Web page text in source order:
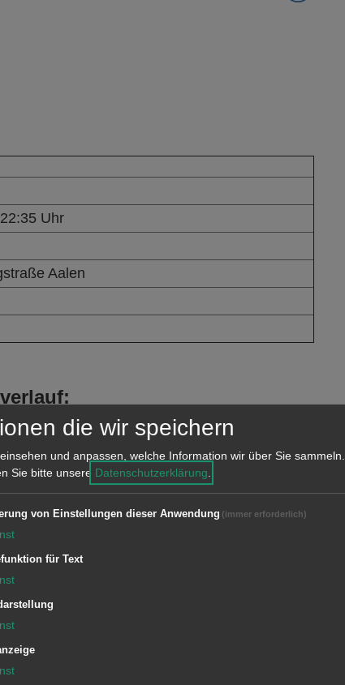
Uhr
Aalen
Funken aus dem Kamin,
die Feuerwehr gerufen. Bei der
mehr festgestellt werden. Das
der Feuerwehr erforderlich.
die wir speichern
und anpassen, welche Information wir über Sie sammeln.
Sie bitte unsere Datenschutzerklärung.
von Einstellungen dieser Anwendung (immer erforderlich)
für Text